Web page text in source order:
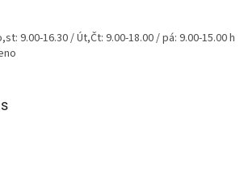
9.00-16.30 / Út,Čt: 9.00-18.00 / pá: 9.00-15.00 h